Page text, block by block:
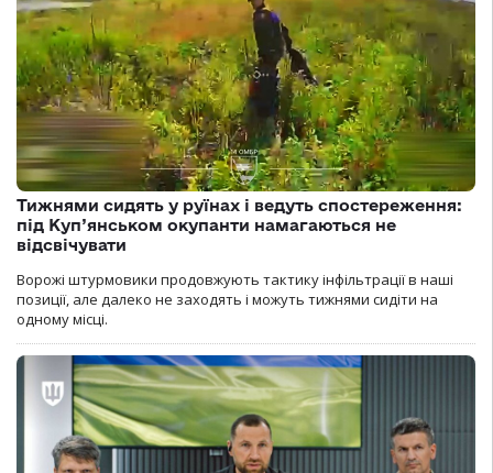
Тижнями сидять у руїнах і ведуть спостереження:
під Куп’янськом окупанти намагаються не
відсвічувати
Ворожі штурмовики продовжують тактику інфільтрації в наші
позиції, але далеко не заходять і можуть тижнями сидіти на
одному місці.